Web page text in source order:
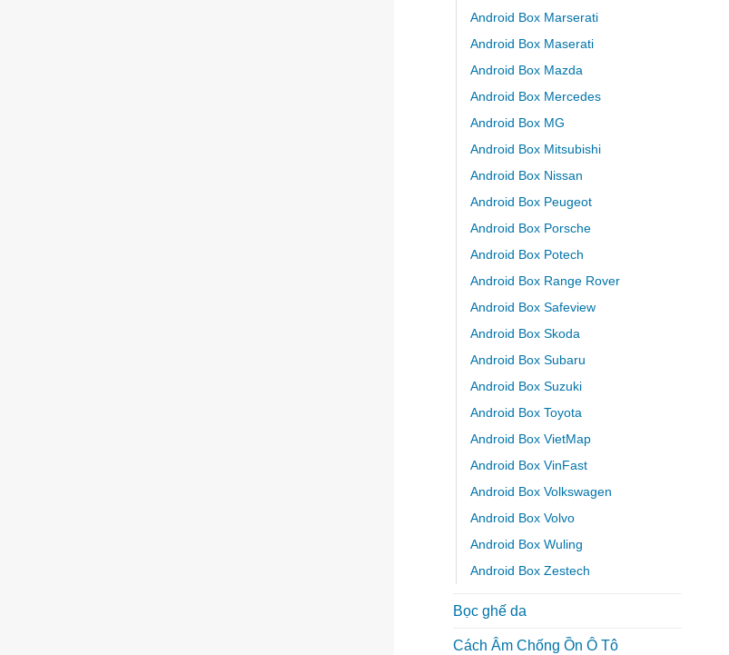
Android Box Marserati
Android Box Maserati
Android Box Mazda
Android Box Mercedes
Android Box MG
Android Box Mitsubishi
Android Box Nissan
Android Box Peugeot
Android Box Porsche
Android Box Potech
Android Box Range Rover
Android Box Safeview
Android Box Skoda
Android Box Subaru
Android Box Suzuki
Android Box Toyota
Android Box VietMap
Android Box VinFast
Android Box Volkswagen
Android Box Volvo
Android Box Wuling
Android Box Zestech
Bọc ghế da
Cách Âm Chống Ồn Ô Tô